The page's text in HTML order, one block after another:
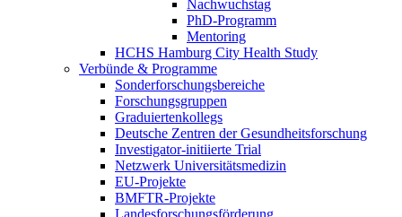
Nachwuchstag
PhD-Programm
Mentoring
HCHS Hamburg City Health Study
Verbünde & Programme
Sonderforschungsbereiche
Forschungsgruppen
Graduiertenkollegs
Deutsche Zentren der Gesundheitsforschung
Investigator-initiierte Trial
Netzwerk Universitätsmedizin
EU-Projekte
BMFTR-Projekte
Landesforschungsförderung